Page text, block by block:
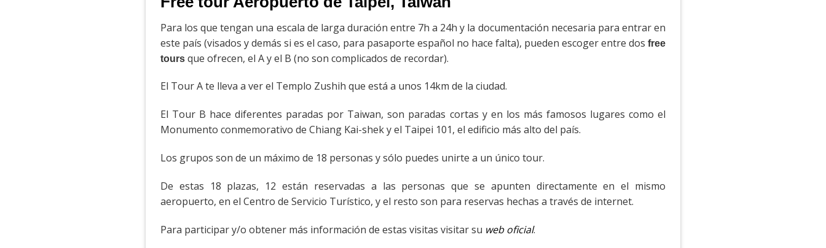
Para los que tengan una escala de larga duración entre 7h a 24h y la documentación necesaria para entrar en
este país (visados y demás si es el caso, para pasaporte español no hace falta), pueden escoger entre dos free
tours que ofrecen, el A y el B (no son complicados de recordar).
El Tour A te lleva a ver el Templo Zushih que está a unos 14km de la ciudad.
El Tour B hace diferentes paradas por Taiwan, son paradas cortas y en los más famosos lugares como el
Monumento conmemorativo de Chiang Kai-shek y el Taipei 101, el edificio más alto del país.
Los grupos son de un máximo de 18 personas y sólo puedes unirte a un único tour.
De estas 18 plazas, 12 están reservadas a las personas que se apunten directamente en el mismo
aeropuerto, en el Centro de Servicio Turístico, y el resto son para reservas hechas a través de internet.
Para participar y/o obtener más información de estas visitas visitar su web oficial.